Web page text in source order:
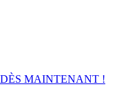
MAINTENANT !